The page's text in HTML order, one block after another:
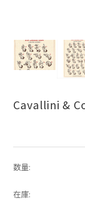
Cavallini &
数量:
在庫: